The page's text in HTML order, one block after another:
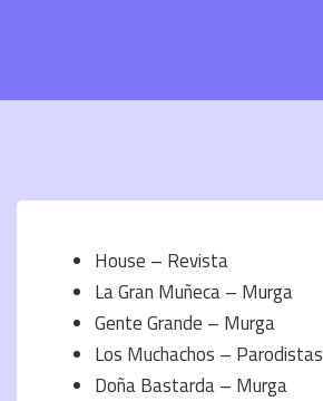
House – Revista
La Gran Muñeca – Murga
Gente Grande – Murga
Los Muchachos – Parodistas
Doña Bastarda – Murga